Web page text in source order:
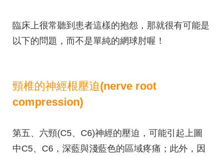
臨床上很常聽到患者這樣的抱怨，那就很有可能是
以下的問題，而不是單純的網球肘喔！
頸椎的神經根壓迫(nerve root
compression)
第五、六頸(C5、C6)神經的壓迫，可能引起上圖
中C5、C6，深藍與淺藍色的區域疼痛；此外，因